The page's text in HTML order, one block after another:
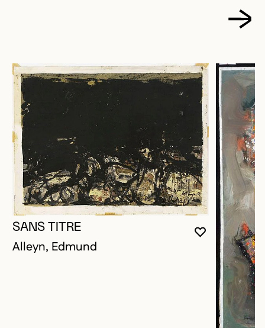
VOUS
FERMER
OUVRIR LA
SANS TITRE
Alleyn, Edmund